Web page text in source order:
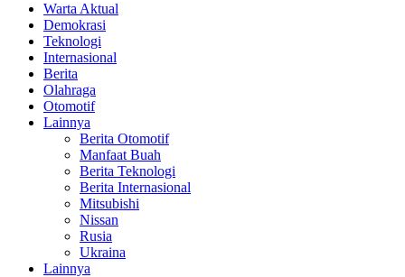
Warta Aktual
Demokrasi
Teknologi
Internasional
Berita
Olahraga
Otomotif
Lainnya
Berita Otomotif
Manfaat Buah
Berita Teknologi
Berita Internasional
Mitsubishi
Nissan
Rusia
Ukraina
Lainnya